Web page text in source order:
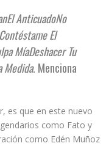
AnticuadoNo
El
MíaDeshacer Tu
Medida. Menciona
es que en este nuevo
como Fato y
como Edén Muñoz